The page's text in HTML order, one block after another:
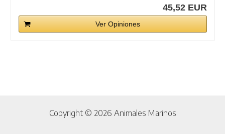
45,52 EUR
Ver Opiniones
Copyright © 2026 Animales Marinos